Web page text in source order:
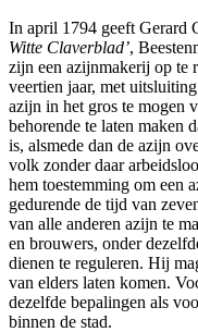
In april 1794 geeft Gerard
Witte Claverblad’,
zijn een azijnmakerij op te
veertien jaar, met
azijn in het gros te mogen
behorende te laten maken
is, alsmede dan de azijn
volk zonder daar
hem toestemming om een
gedurende de tijd van
van alle anderen azijn te
en brouwers, onder
dienen te reguleren. Hij
van elders laten komen.
dezelfde bepalingen als
binnen de stad.